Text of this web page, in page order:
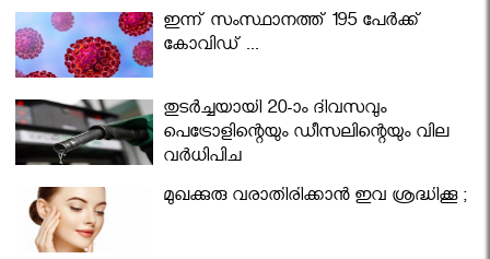
ഇന്ന് സംസ്ഥാനത്ത് 195 പേര്‍ക്ക്
കോവിഡ് ...
തുടർച്ചയായി 20-ാം ദിവസവും
പെട്രോളിന്റെയും ഡീസലിന്റെയും വില
വര്‍ധിപ്പിച്ചു
മുഖക്കുരു വരാതിരിക്കാന്‍ ഇവ ശ്രദ്ധിക്കൂ ;